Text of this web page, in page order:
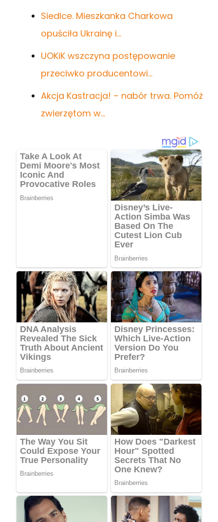
Siedlce. Mieszkanka Charkowa
opuściła Ukrainę i…
UOKiK wszczyna postępowanie
przeciwko producentowi…
Akcja Kastracja! – nabór trwa. Pomóż
zwierzętom w…